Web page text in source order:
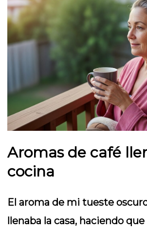
Aromas de café
cocina
El aroma de mi tueste
llenaba la casa, haciendo